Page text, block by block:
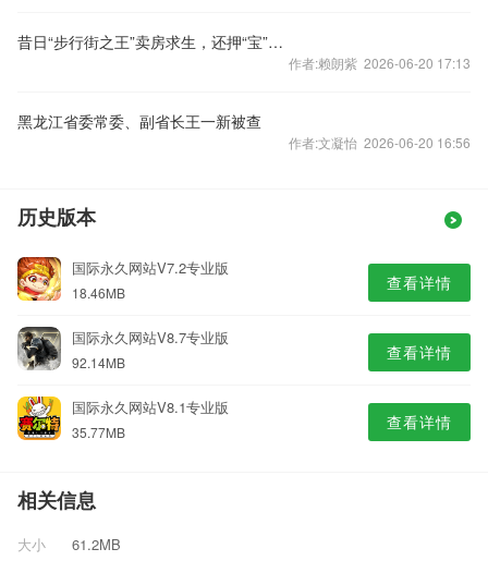
昔日“步行街之王”卖房求生，还押“宝”千元羽绒服
作者:赖朗紫 2026-06-20 17:13
黑龙江省委常委、副省长王一新被查
作者:文凝怡 2026-06-20 16:56
历史版本
国际永久网站V7.2专业版
18.46MB 查看详情
国际永久网站V8.7专业版
92.14MB 查看详情
国际永久网站V8.1专业版
35.77MB 查看详情
相关信息
大小
61.2MB